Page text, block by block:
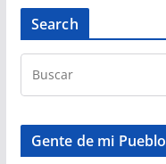
Search
Gente de mi Pueblo